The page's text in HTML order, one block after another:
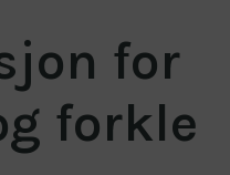
for
forkle